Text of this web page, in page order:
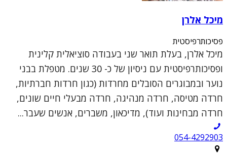
מיכל אלרן
פסיכותרפיסטית
מיכל אלרן, בעלת תואר שני בעבודה סוציאלית קלינית
ופסיכותרפיסטית עם ניסיון של כ- 30 שנים. מטפלת בבני
נוער ובמבוגרים הסובלים מחרדות (כגון חרדות חברתיות,
חרדה מטיסה, חרדה מנהיגה, חרדה מבעלי חיים שונים,
חרדה מבחינות ועוד), מדיכאון, משברים, אנשים שעבר...
054-4292903